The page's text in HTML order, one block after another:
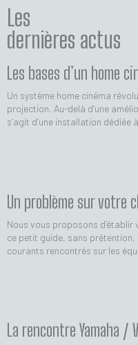
Les
dernières actus
Les bases d’un home
Un système home cinéma
projection. Au-delà d’une
s’agit d’une installation dédiée
Un problème sur votre
Nous vous proposons
ce petit guide, sans
courants rencontrés sur les
La rencontre Yamaha /